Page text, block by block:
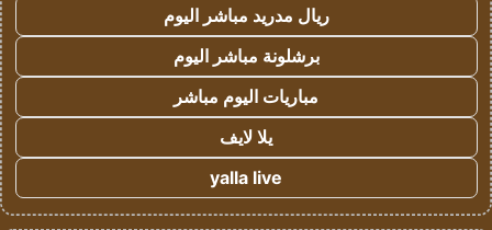
ريال مدريد مباشر اليوم
برشلونة مباشر اليوم
مباريات اليوم مباشر
يلا لايف
yalla live